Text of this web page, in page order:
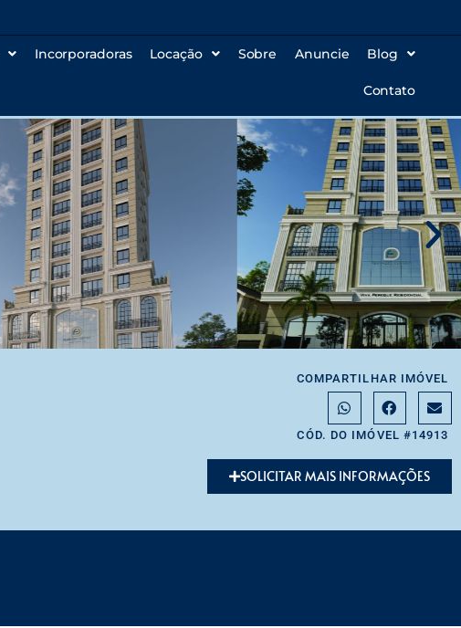
Incorporadoras Locação Sobre Anuncie Blog
Contato
COMPARTILHAR IMÓVEL
CÓD. DO IMÓVEL #14913
SOLICITAR MAIS INFORMAÇÕES